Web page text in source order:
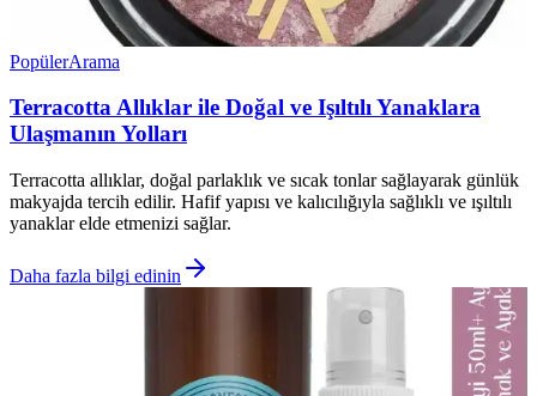
PopülerArama
Terracotta Allıklar ile Doğal ve Işıltılı Yanaklara
Ulaşmanın Yolları
Terracotta allıklar, doğal parlaklık ve sıcak tonlar sağlayarak günlük
makyajda tercih edilir. Hafif yapısı ve kalıcılığıyla sağlıklı ve ışıltılı
yanaklar elde etmenizi sağlar.
Daha fazla bilgi edinin